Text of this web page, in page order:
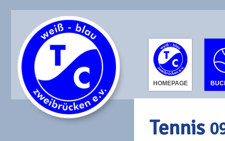
HOMEPAGE
Tennis